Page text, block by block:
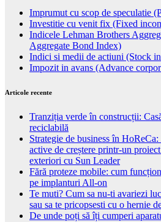
Imprumut cu scop de speculatie
Investitie cu venit fix (Fixed
Indicele Lehman Brothers
Aggregate Bond Index)
Indici si medii de actiuni (Stock
Impozit in avans (Advance
Articole recente
Tranziția verde în construcții:
reciclabilă
Strategie de business în
active de creștere printr-un
exteriori cu Sun Leader
Fără proteze mobile: cum
pe implanturi All-on
Te muti? Cum sa nu-ti avariezi
sau sa te pricopsesti cu o hernie
De unde poți să îți cumperi